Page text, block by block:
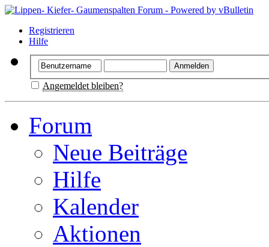
Registrieren
Hilfe
Angemeldet bleiben?
Forum
Neue Beiträge
Hilfe
Kalender
Aktionen